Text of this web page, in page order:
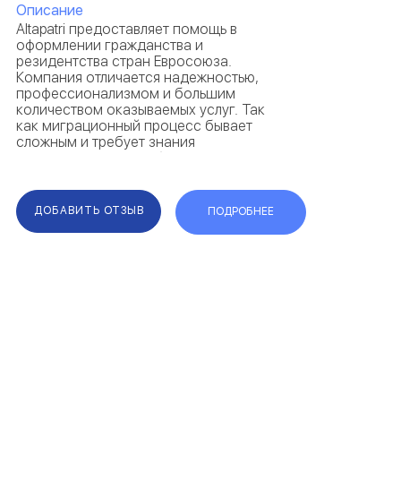
Описание
Altapatri предоставляет помощь в
оформлении гражданства и
резидентства стран Евросоюза.
Компания отличается надежностью,
профессионализмом и большим
количеством оказываемых услуг. Так
как миграционный процесс бывает
сложным и требует знания
законодательства, сбор досье
отзывы свидетельствуют о
комплексном решении вопросов и
предостав...
ДОБАВИТЬ ОТЗЫВ ПОДРОБНЕЕ